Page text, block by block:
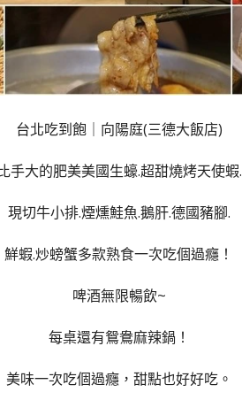
台北吃到飽｜向陽庭(三德大飯店)
手大的肥美美國生蠔.超甜燒烤天使蝦.
現切牛小排.煙燻鮭魚.鵝肝.德國豬腳.
鮮蝦.炒螃蟹多款熟食一次吃個過癮！
啤酒無限暢飲~
每桌還有鴛鴦麻辣鍋！
美味一次吃個過癮，甜點也好好吃。